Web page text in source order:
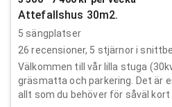
Attefallshus 30m2.
5 sängplatser
26 recensioner, 5 stjärnor i
Välkommen till vår lilla stuga
gräsmatta och parkering. Det är
allt som du behöver för såväl kort